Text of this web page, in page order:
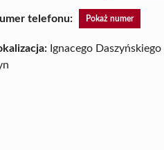
telefonu: Pokaż numer
Ignacego